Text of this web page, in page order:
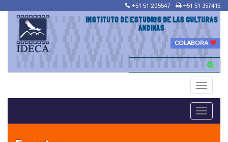
+51 51 205547 +51 51 357415
INSTITUTO DE ESTUDIOS DE LAS CULTURAS
ANDINAS
COLABORA
Toggle
Toggle